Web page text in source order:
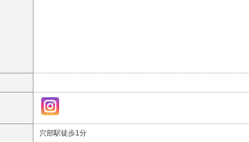
穴部駅徒歩1分